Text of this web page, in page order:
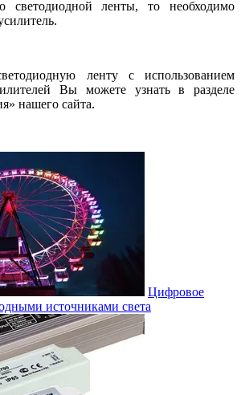
светодиодной ленты, то необходимо
ленту с использованием
Вы можете узнать в разделе
нашего сайта.
Цифровое
источниками света